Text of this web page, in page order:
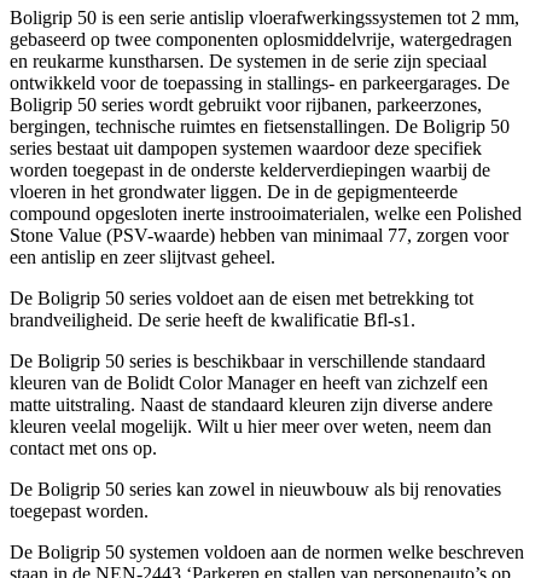
Boligrip 50 is een serie antislip vloerafwerkingssystemen tot 2 mm,
gebaseerd op twee componenten oplosmiddelvrije, watergedragen
en reukarme kunstharsen. De systemen in de serie zijn speciaal
ontwikkeld voor de toepassing in stallings- en parkeergarages. De
Boligrip 50 series wordt gebruikt voor rijbanen, parkeerzones,
bergingen, technische ruimtes en fietsenstallingen. De Boligrip 50
series bestaat uit dampopen systemen waardoor deze specifiek
worden toegepast in de onderste kelderverdiepingen waarbij de
vloeren in het grondwater liggen. De in de gepigmenteerde
compound opgesloten inerte instrooimaterialen, welke een Polished
Stone Value (PSV-waarde) hebben van minimaal 77, zorgen voor
een antislip en zeer slijtvast geheel.
De Boligrip 50 series voldoet aan de eisen met betrekking tot
brandveiligheid. De serie heeft de kwalificatie Bfl-s1.
De Boligrip 50 series is beschikbaar in verschillende standaard
kleuren van de Bolidt Color Manager en heeft van zichzelf een
matte uitstraling. Naast de standaard kleuren zijn diverse andere
kleuren veelal mogelijk. Wilt u hier meer over weten, neem dan
contact met ons op.
De Boligrip 50 series kan zowel in nieuwbouw als bij renovaties
toegepast worden.
De Boligrip 50 systemen voldoen aan de normen welke beschreven